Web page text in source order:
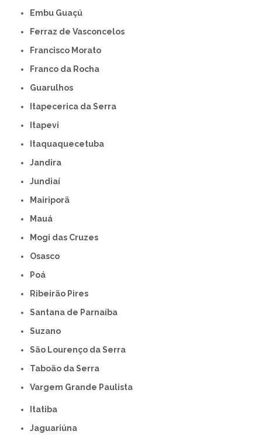
Embu Guaçú
Ferraz de Vasconcelos
Francisco Morato
Franco da Rocha
Guarulhos
Itapecerica da Serra
Itapevi
Itaquaquecetuba
Jandira
Jundiaí
Mairiporã
Mauá
Mogi das Cruzes
Osasco
Poá
Ribeirão Pires
Santana de Parnaíba
Suzano
São Lourenço da Serra
Taboão da Serra
Vargem Grande Paulista
Itatiba
Jaguariúna